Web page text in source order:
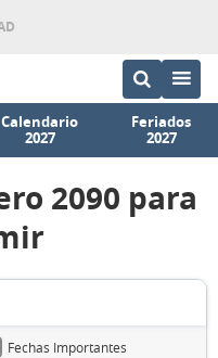
Calendario
2027
Feriados
2027
2090 para
Fechas Importantes